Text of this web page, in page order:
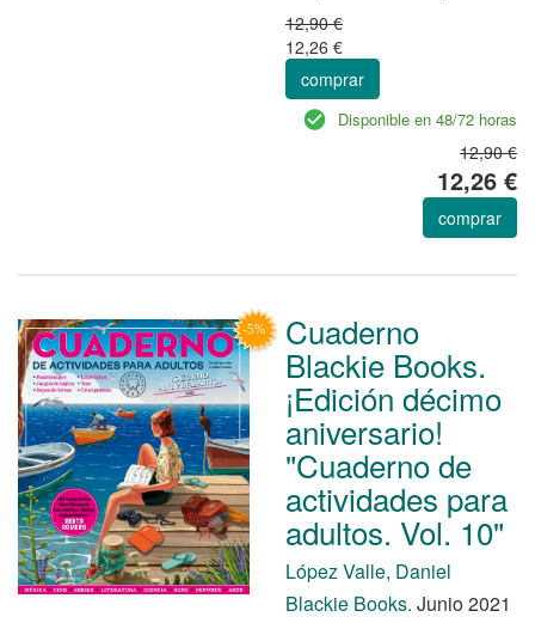
12,90 €
12,26 €
comprar
Disponible en 48/72 horas
12,90 €
12,26 €
comprar
Cuaderno
Blackie Books.
¡Edición décimo
aniversario!
"Cuaderno de
actividades para
adultos. Vol. 10"
López Valle, Daniel
Blackie Books. Junio 2021